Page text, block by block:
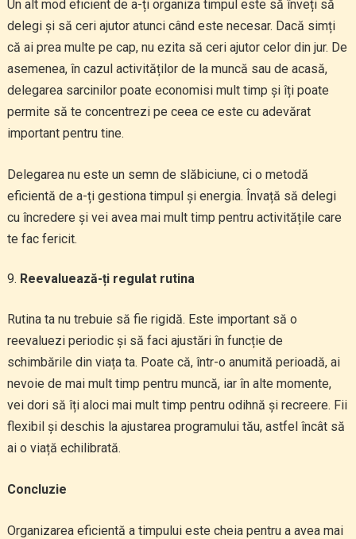
Un alt mod eficient de a-ți organiza timpul este să înveți să
delegi și să ceri ajutor atunci când este necesar. Dacă simți
că ai prea multe pe cap, nu ezita să ceri ajutor celor din jur. De
asemenea, în cazul activităților de la muncă sau de acasă,
delegarea sarcinilor poate economisi mult timp și îți poate
permite să te concentrezi pe ceea ce este cu adevărat
important pentru tine.
Delegarea nu este un semn de slăbiciune, ci o metodă
eficientă de a-ți gestiona timpul și energia. Învață să delegi
cu încredere și vei avea mai mult timp pentru activitățile care
te fac fericit.
Reevaluează-ți regulat rutina
Rutina ta nu trebuie să fie rigidă. Este important să o
reevaluezi periodic și să faci ajustări în funcție de
schimbările din viața ta. Poate că, într-o anumită perioadă, ai
nevoie de mai mult timp pentru muncă, iar în alte momente,
vei dori să îți aloci mai mult timp pentru odihnă și recreere. Fii
flexibil și deschis la ajustarea programului tău, astfel încât să
ai o viață echilibrată.
Concluzie
Organizarea eficientă a timpului este cheia pentru a avea mai